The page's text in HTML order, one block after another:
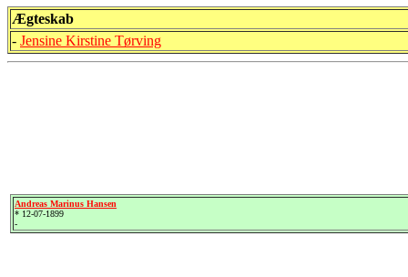
Ægteskab
- Jensine Kirstine Tørving
Andreas Marinus Hansen
* 12-07-1899
-